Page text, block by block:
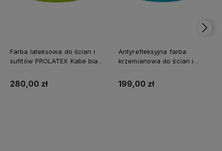
Farba lateksowa do ścian i
sufitów PROLATEX Kabe biała
matowa
280,00 zł
Antyrefleksyjna farba
krzemianowa do ścian i
199,00 zł